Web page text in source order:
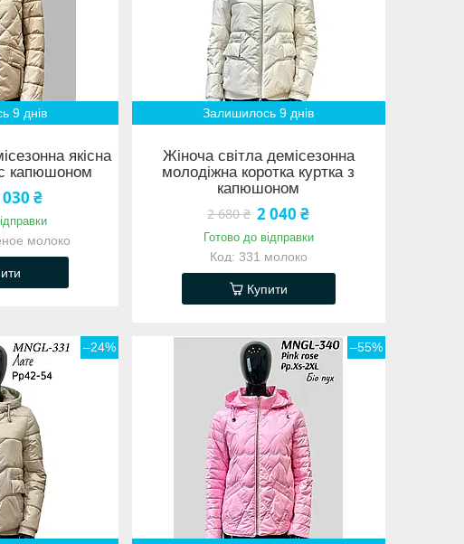
9 днів
якісна
с капюшоном
₴
молоко
Залишилось 9 днів
Жіноча світла демісезонна
молодіжна коротка куртка з
капюшоном
2 680 ₴ 2 040 ₴
Готово до відправки
331 молоко
Купити
–24% –55%